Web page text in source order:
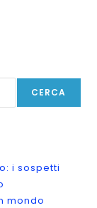
CERCA
i sospetti
mondo